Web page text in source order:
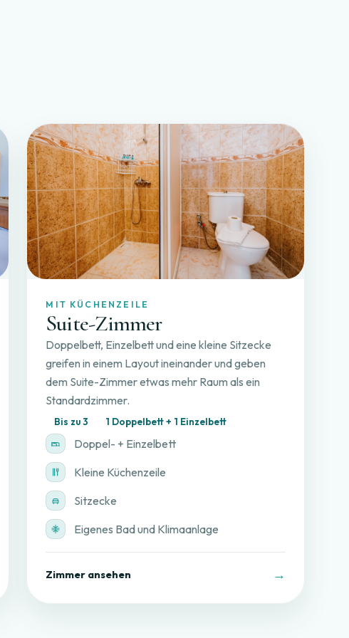
MIT KÜCHENZEILE
Suite-Zimmer
Doppelbett, Einzelbett und eine kleine Sitzecke
greifen in einem Layout ineinander und geben
dem Suite-Zimmer etwas mehr Raum als ein
Standardzimmer.
Bis zu 3 1 Doppelbett + 1 Einzelbett
Doppel- + Einzelbett
Kleine Küchenzeile
Sitzecke
Eigenes Bad und Klimaanlage
Zimmer ansehen →